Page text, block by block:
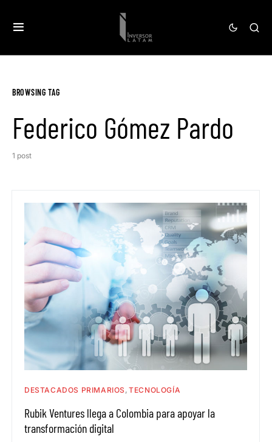
BROWSING TAG
Federico Gómez Pardo
1 post
DESTACADOS PRIMARIOS TECNOLOGÍA
Rubik Ventures llega a Colombia para apoyar la
transformación digital